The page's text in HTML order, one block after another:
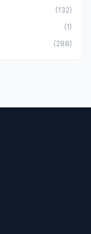
(132)
(1)
(288)